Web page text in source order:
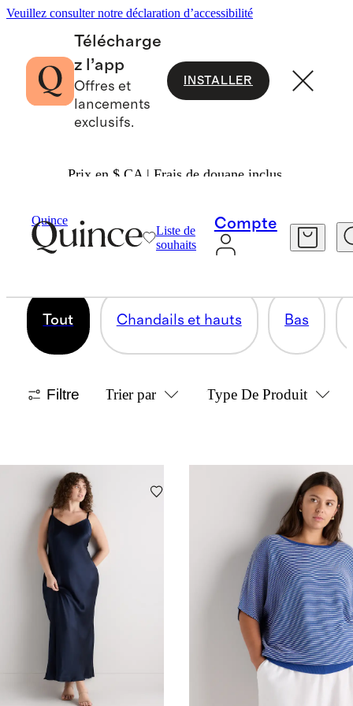
Veuillez consulter notre déclaration d’accessibilité
Télécharge
z l’app
Offres et
lancements
exclusifs.
INSTALLER
Prix en $ CA | Frais de douane inclus.
Quince
Liste de
souhaits
Compte
GRANDE TAILLE
206 articles
Tout Chandails et hauts Bas
Filtre Trier par Type De Produit